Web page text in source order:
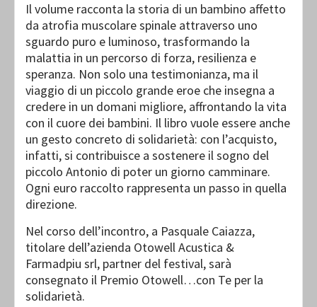
Il volume racconta la storia di un bambino affetto
da atrofia muscolare spinale attraverso uno
sguardo puro e luminoso, trasformando la
malattia in un percorso di forza, resilienza e
speranza. Non solo una testimonianza, ma il
viaggio di un piccolo grande eroe che insegna a
credere in un domani migliore, affrontando la vita
con il cuore dei bambini. Il libro vuole essere anche
un gesto concreto di solidarietà: con l’acquisto,
infatti, si contribuisce a sostenere il sogno del
piccolo Antonio di poter un giorno camminare.
Ogni euro raccolto rappresenta un passo in quella
direzione.
Nel corso dell’incontro, a Pasquale Caiazza,
titolare dell’azienda Otowell Acustica &
Farmadpiu srl, partner del festival, sarà
consegnato il Premio Otowell…con Te per la
solidarietà.